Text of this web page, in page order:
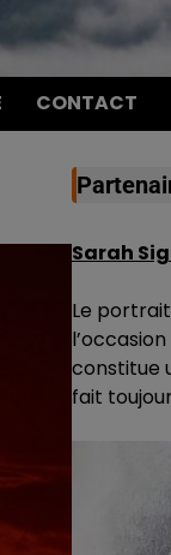
CONTACT
Sarah
Le
constitue
fait